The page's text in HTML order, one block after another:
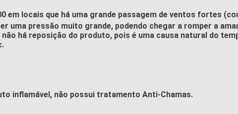
em locais que há uma grande passagem de ventos fortes
uma pressão muito grande, podendo chegar a romper a
há reposição do produto, pois é uma causa natural do
inflamável, não possui tratamento Anti-Chamas.